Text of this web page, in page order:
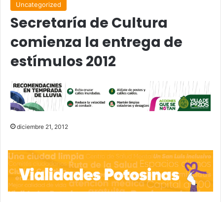
Uncategorized
Secretaría de Cultura
comienza la entrega de
estímulos 2012
diciembre 21, 2012